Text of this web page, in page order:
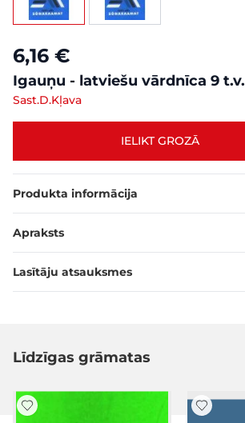
6,16 €
Igauņu - latviešu vārdnīca 9 t.v.
Sast.D.Kļava
IELIKT GROZĀ
Produkta informācija
Apraksts
Lasītāju atsauksmes
Līdzīgas grāmatas